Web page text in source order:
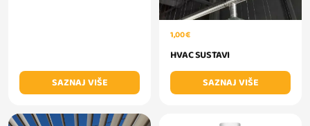
SAZNAJ VIŠE
1,00 €
HVAC SUSTAVI
SAZNAJ VIŠE